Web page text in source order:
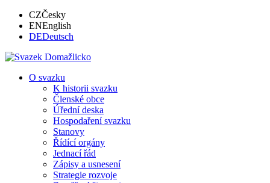
CZČesky
ENEnglish
DEDeutsch
O svazku
K historii svazku
Členské obce
Úřední deska
Hospodaření svazku
Stanovy
Řídící orgány
Jednací řád
Zápisy a usnesení
Strategie rozvoje